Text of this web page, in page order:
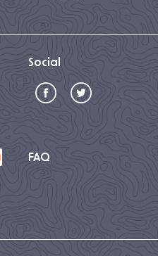
Social
FAQ